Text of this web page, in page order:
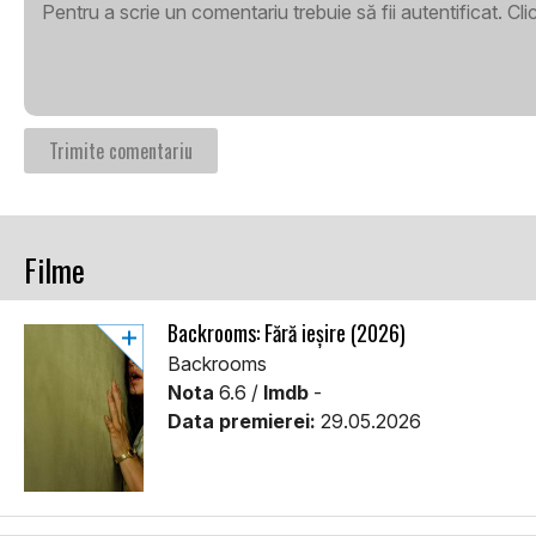
Pentru a scrie un comentariu trebuie să fii autentificat.
Filme
Backrooms: Fără ieșire (2026)
Backrooms
Nota 6.6 / Imdb -
Data premierei: 29.05.2026